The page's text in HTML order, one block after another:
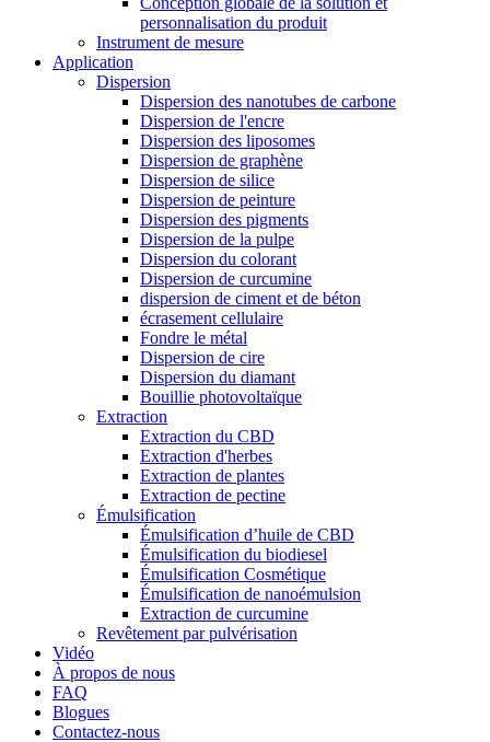
personnalisation du produit
Instrument de mesure
Application
Dispersion
Dispersion des nanotubes de carbone
Dispersion de l'encre
Dispersion des liposomes
Dispersion de graphène
Dispersion de silice
Dispersion de peinture
Dispersion des pigments
Dispersion de la pulpe
Dispersion du colorant
Dispersion de curcumine
dispersion de ciment et de béton
écrasement cellulaire
Fondre le métal
Dispersion de cire
Dispersion du diamant
Bouillie photovoltaïque
Extraction
Extraction du CBD
Extraction d'herbes
Extraction de plantes
Extraction de pectine
Émulsification
Émulsification d’huile de CBD
Émulsification du biodiesel
Émulsification Cosmétique
Émulsification de nanoémulsion
Extraction de curcumine
Revêtement par pulvérisation
Vidéo
À propos de nous
FAQ
Blogues
Contactez-nous